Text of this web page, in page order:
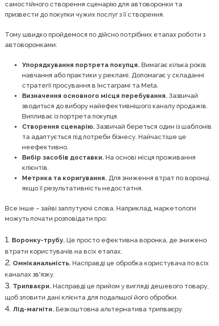
самостійного створення сценарію для автоворонки та
призвести до покупки чужих послуг з її створення.
Тому швидко пройдемося по дійсно потрібних етапах роботи з
автоворонками:
Упорядкування портрета покупця. Вимагає кілька років
навчання або практики у рекламі. Допомагає у складанні
стратегії просування в Інстаграмі та Meta.
Визначення основного місця перебування. Зазвичай
зводиться до вибору найефективнішого каналу продажів.
Випливає із портрета покупця.
Створення сценарію. Зазвичай береться один із шаблонів
та адаптується під потреби бізнесу. Найчастіше це
неефективно.
Вибір засобів доставки. На основі місця проживання
клієнтів.
Метрика та коригування. Для зниження втрат по воронці,
якщо її результативність недостатня.
Все інше – зайві заплутуючі слова. Наприклад, маркетологи
можуть почати розповідати про:
Воронку-трубу. Це просто ефективна воронка, де знижено
втрати користувачів на всіх етапах.
Омніканальність. Насправді це обробка користувача по всіх
каналах зв'язку.
Трипваєри. Насправді це прийом у вигляді дешевого товару,
щоб зловити дані клієнта для подальшої його обробки.
Лід-магніти. Безкоштовна альтернатива трипваєру.